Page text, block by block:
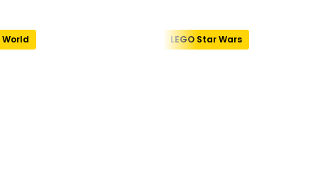
World LEGO Star Wars